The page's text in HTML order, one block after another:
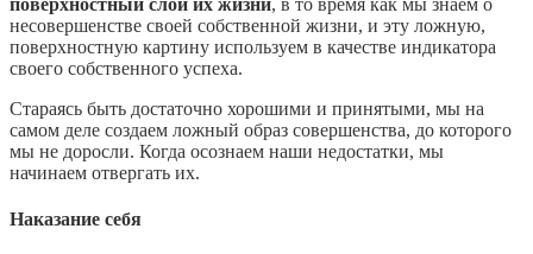
несовершенстве своей собственной жизни, и эту ложную,
поверхностную картину используем в качестве индикатора
своего собственного успеха.
Стараясь быть достаточно хорошими и принятыми, мы на
самом деле создаем ложный образ совершенства, до которого
мы не доросли. Когда осознаем наши недостатки, мы
начинаем отвергать их.
Наказание себя